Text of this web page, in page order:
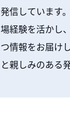
発信しています
場経験を活かし
つ情報をお届け
と親しみのある